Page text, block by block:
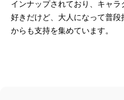
インナップされており、キャ
好きだけど、大人になって普
からも支持を集めています。